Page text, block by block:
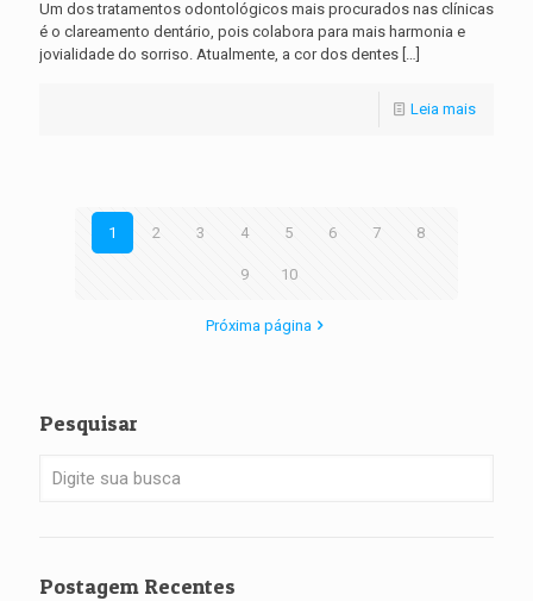
Um dos tratamentos odontológicos mais procurados nas clínicas
é o clareamento dentário, pois colabora para mais harmonia e
jovialidade do sorriso. Atualmente, a cor dos dentes […]
Leia mais
1 2 3 4 5 6 7 8
9 10
Próxima página
Pesquisar
Postagem Recentes